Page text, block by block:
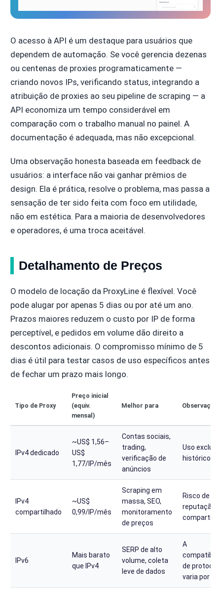
O acesso à API é um destaque para usuários que
dependem de automação. Se você gerencia dezenas
ou centenas de proxies programaticamente —
criando novos IPs, verificando status, integrando a
atribuição de proxies ao seu pipeline de scraping — a
API economiza um tempo considerável em
comparação com o trabalho manual no painel. A
documentação é adequada, mas não excepcional.
Uma observação honesta baseada em feedback de
usuários: a interface não vai ganhar prêmios de
design. Ela é prática, resolve o problema, mas passa a
sensação de ter sido feita com foco em utilidade,
não em estética. Para a maioria de desenvolvedores
e operadores, é uma troca aceitável.
Detalhamento de Preços
O modelo de locação da ProxyLine é flexível. Você
pode alugar por apenas 5 dias ou por até um ano.
Prazos maiores reduzem o custo por IP de forma
perceptível, e pedidos em volume dão direito a
descontos adicionais. O compromisso mínimo de 5
dias é útil para testar casos de uso específicos antes
de fechar um prazo mais longo.
Tipo de Proxy
Preço inicial
(equiv.
mensal)
Melhor para
IPv4 dedicado
~US$ 1,56–
US$
1,77/IP/mês
Contas sociais,
trading,
verificação de
anúncios
Uso
histórico
IPv4
compartilhado
~US$
0,99/IP/mês
Scraping em
massa, SEO,
monitoramento
de preços
Risco de
reputação
IPv6
Mais barato
que IPv4
SERP de alto
volume, coleta
leve de dados
A
de
varia por